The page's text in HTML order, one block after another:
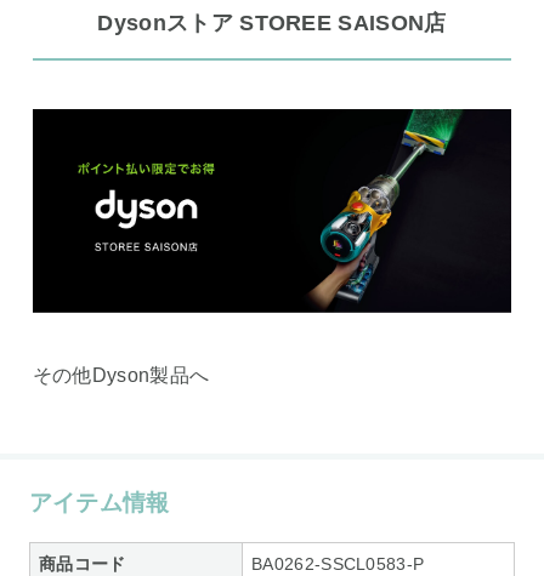
Dysonストア STOREE SAISON店
その他Dyson製品へ
アイテム情報
商品コード BA0262-SSCL0583-P